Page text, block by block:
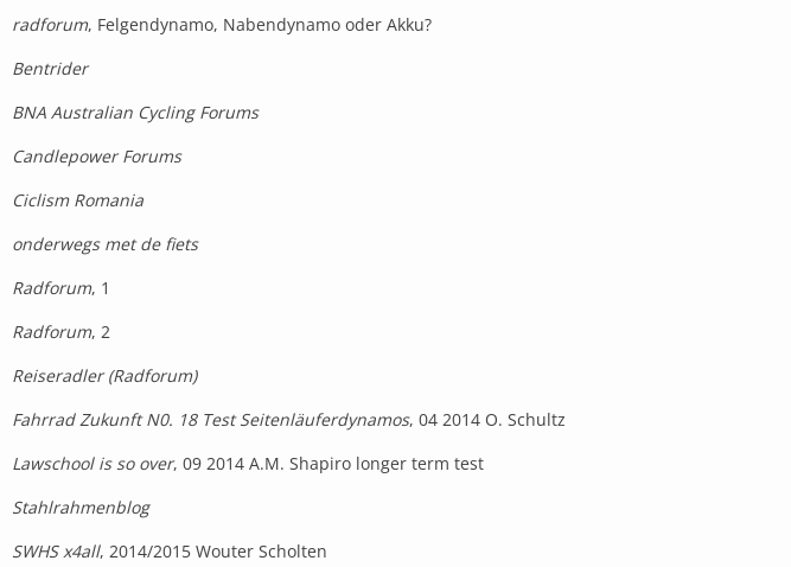
radforum, Felgendynamo, Nabendynamo oder Akku?
Bentrider
BNA Australian Cycling Forums
Candlepower Forums
Ciclism Romania
onderwegs met de fiets
Radforum, 1
Radforum, 2
Reiseradler (Radforum)
Fahrrad Zukunft N0. 18 Test Seitenläuferdynamos, 04 2014 O. Schultz
Lawschool is so over, 09 2014 A.M. Shapiro longer term test
Stahlrahmenblog
SWHS x4all, 2014/2015 Wouter Scholten